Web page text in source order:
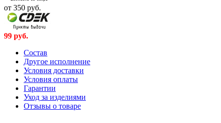
от 350 руб.
99 руб.
Cостав
Другое исполнение
Условия доставки
Условия оплаты
Гарантии
Уход за изделиями
Отзывы о товаре